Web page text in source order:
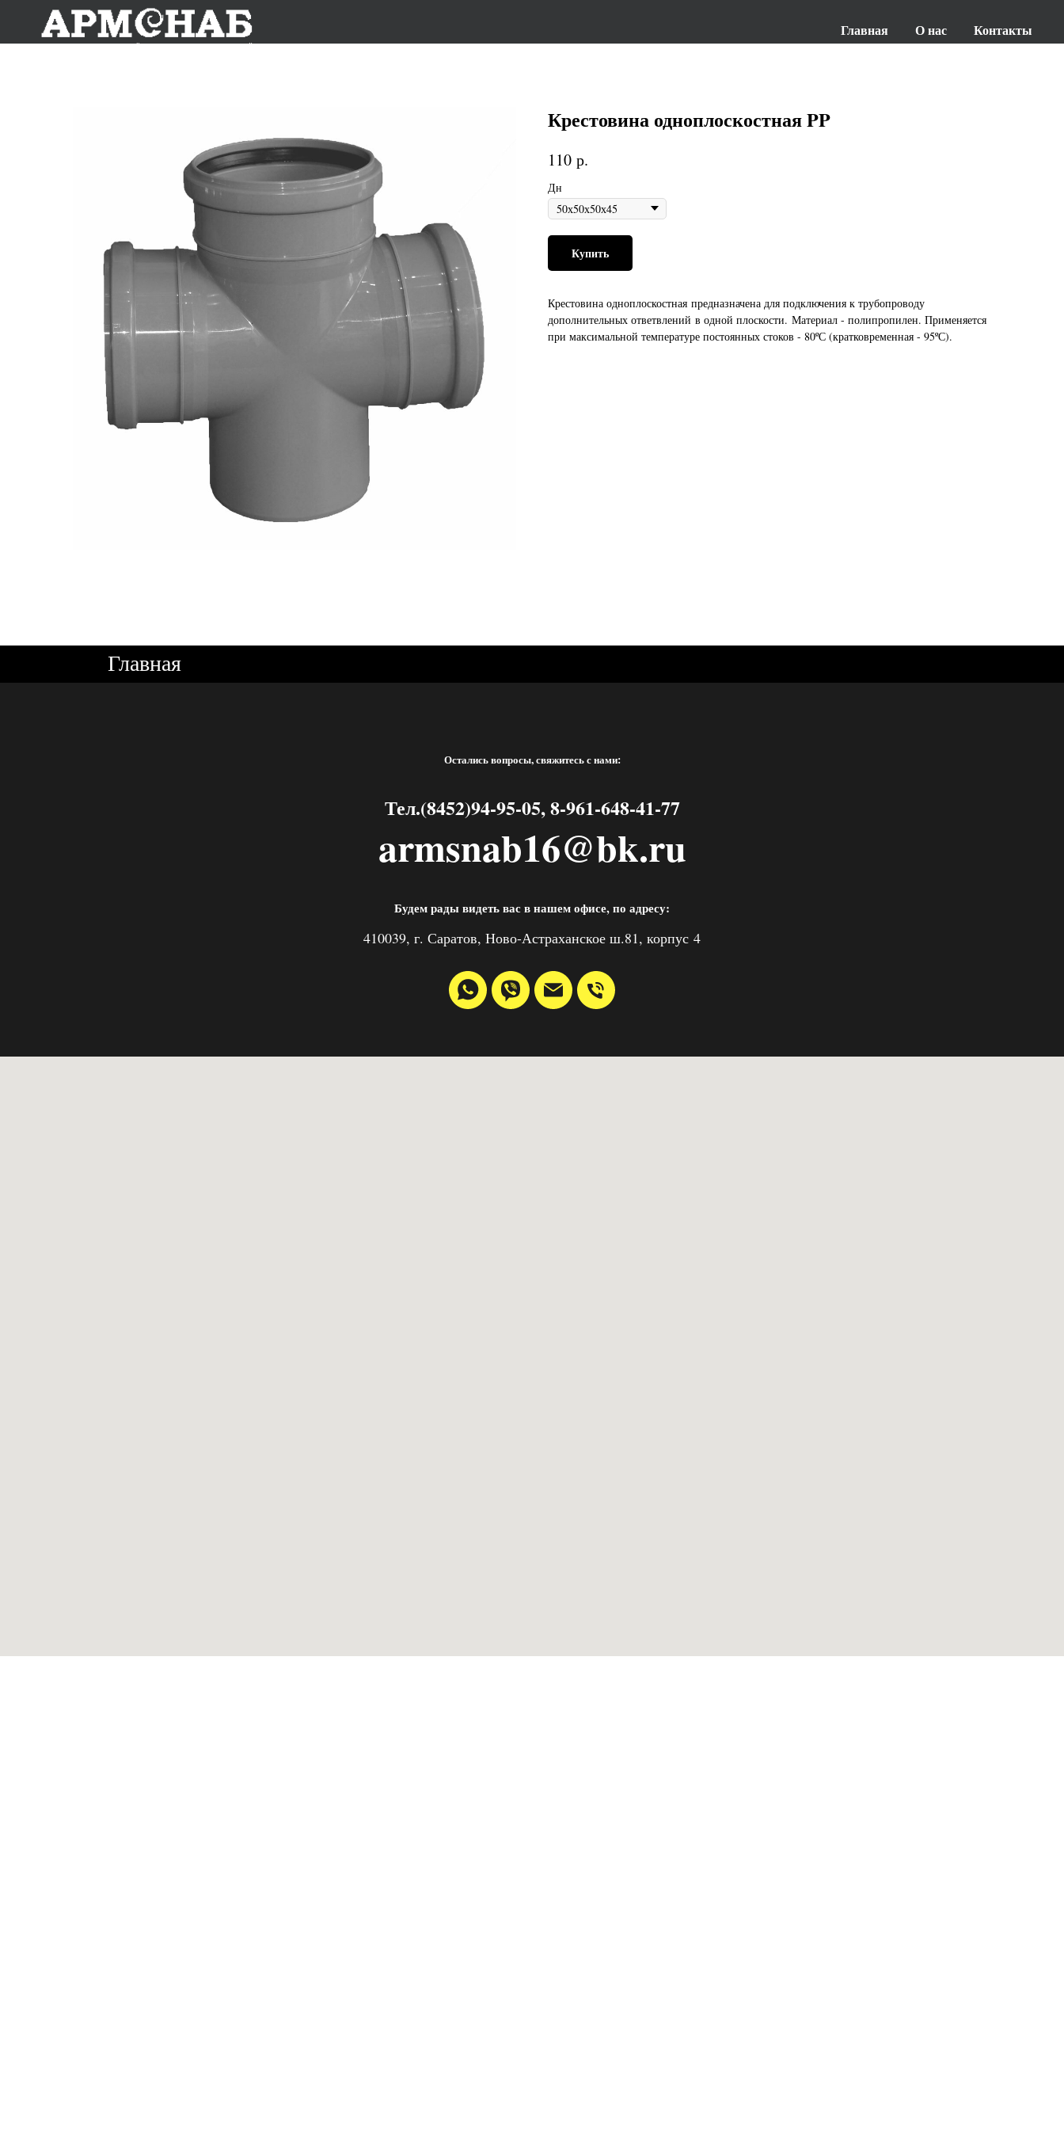
Главная О нас Контакты
Крестовина одноплоскостная PP
110 р.
Дн
Купить
Крестовина одноплоскостная предназначена для подключения к трубопроводу
дополнительных ответвлений в одной плоскости. Материал - полипропилен. Применяется
при максимальной температуре постоянных стоков - 80ºС (кратковременная - 95ºС).
Главная
Остались вопросы, свяжитесь с нами:
Тел.(8452)94-95-05, 8-961-648-41-77
armsnab16@bk.ru
Будем рады видеть вас в нашем офисе, по адресу:
410039, г. Саратов, Ново-Астраханское ш.81, корпус 4